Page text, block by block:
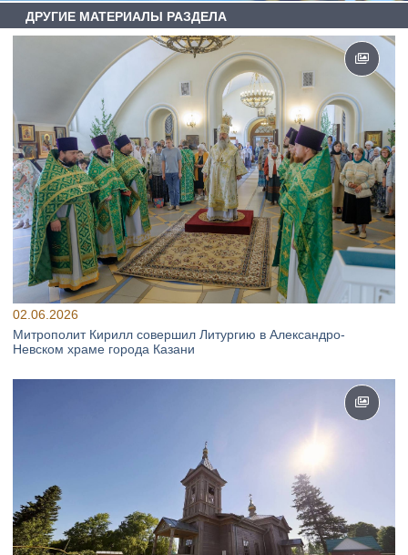
ДРУГИЕ МАТЕРИАЛЫ РАЗДЕЛА
02.06.2026
Митрополит Кирилл совершил Литургию в Александро-
Невском храме города Казани